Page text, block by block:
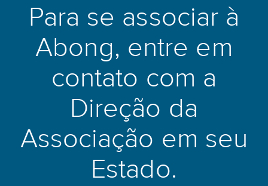
Para se associar à
Abong, entre em
contato com a
Direção da
Associação em seu
Estado.